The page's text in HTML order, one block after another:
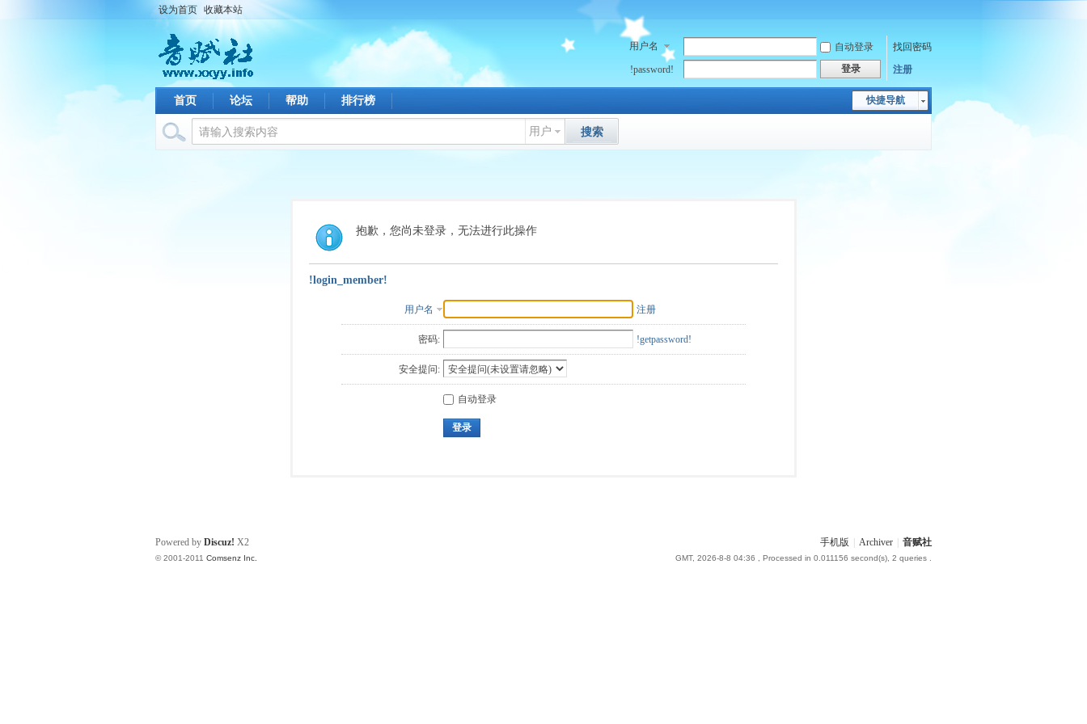
设为首页 收藏本站
用户名 自动登录
找回密码
!password!
登录 注册
快捷导航
首页 论坛 帮助 排行榜
用户 搜索
抱歉，您尚未登录，无法进行此操作
!login_member!
用户名 注册
密码: !getpassword!
安全提问:
自动登录
登录
手机版 Archiver 音赋社
GMT, 2026-8-8 04:36 , Processed in 0.011156 second(s), 2 queries .
Powered by Discuz! X2
© 2001-2011 Comsenz Inc.